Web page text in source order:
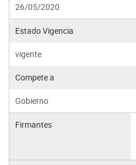
26/05/2020
Estado Vigencia
vigente
Compete a
Gobierno
Firmantes